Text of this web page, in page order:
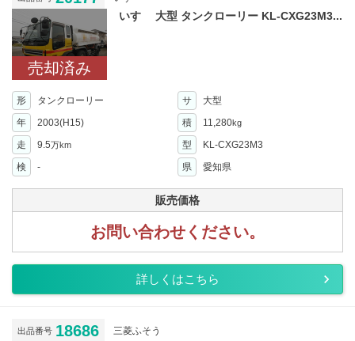
売却済み
いすゞ 大型 タンクローリー KL-CXG23M3...
形 タンクローリー サ
大型
年
2003(H15) 積 11,280kg
走 9.5万km 型
KL-CXG23M3
検
- 県 愛知県
販売価格
お問い合わせください。
詳しくはこちら
出品番号 18686 三菱ふそう